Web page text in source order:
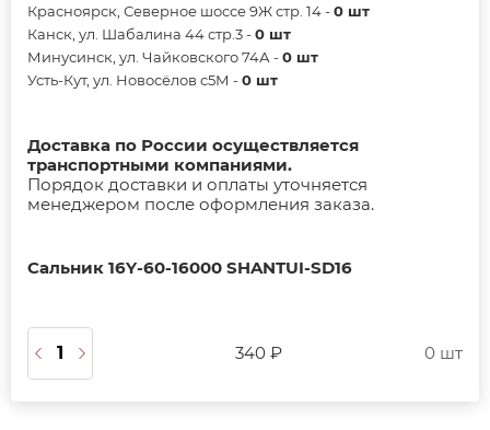
Красноярск, Северное шоссе 9Ж стр. 14 -0 шт
Канск, ул. Шабалина 44 стр.3 -0 шт
Минусинск, ул. Чайковского 74А -0 шт
Усть-Кут, ул. Новосёлов с5М -0 шт
Доставка по России осуществляется
транспортными компаниями.
Порядок доставки и оплаты уточняется
менеджером после оформления заказа.
Сальник 16Y-60-16000 SHANTUI-SD16
340 ₽ 0 шт